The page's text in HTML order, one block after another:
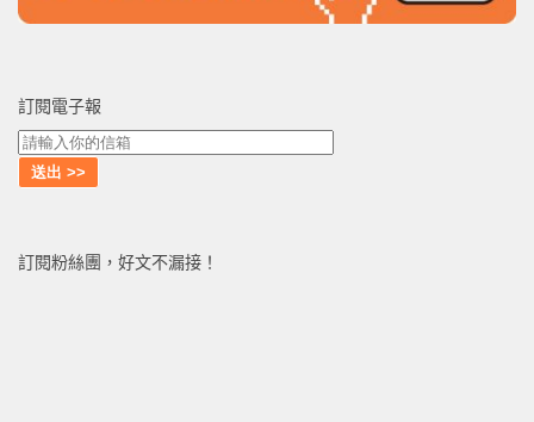
訂閱電子報
訂閱粉絲團，好文不漏接！